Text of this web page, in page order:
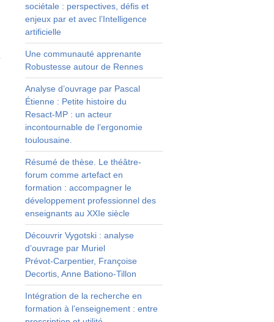
sociétale : perspectives, défis et
enjeux par et avec l’Intelligence
artificielle
Une communauté apprenante
Robustesse autour de Rennes
Analyse d’ouvrage par Pascal
Étienne : Petite histoire du
Resact‑MP : un acteur
incontournable de l’ergonomie
toulousaine.
Résumé de thèse. Le théâtre-
forum comme artefact en
formation : accompagner le
développement professionnel des
enseignants au XXIe siècle
Découvrir Vygotski : analyse
d’ouvrage par Muriel
Prévot‑Carpentier, Françoise
Decortis, Anne Bationo‑Tillon
Intégration de la recherche en
formation à l’enseignement : entre